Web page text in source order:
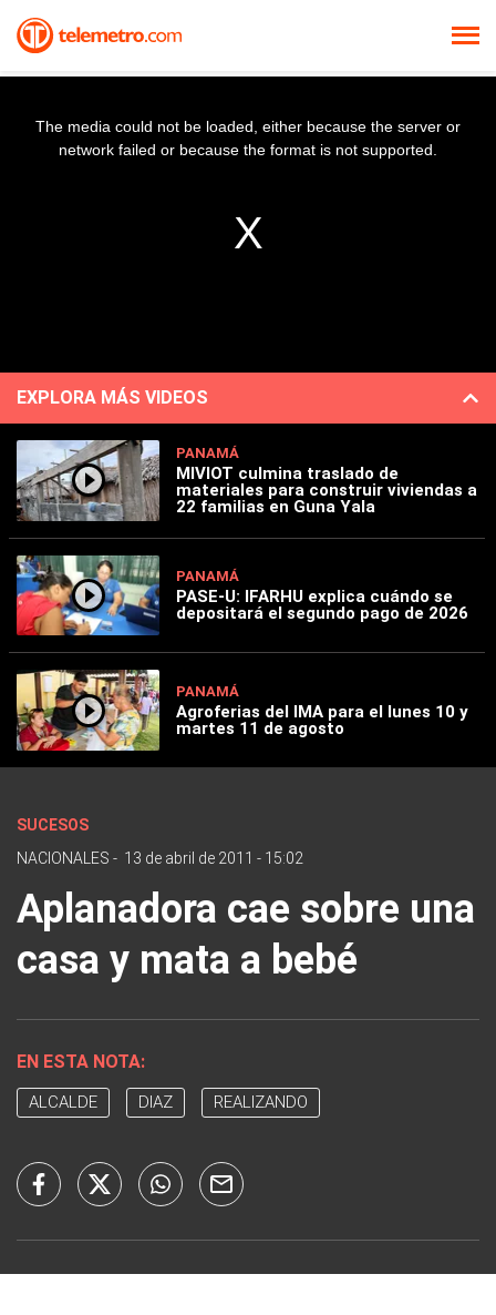
The media could not be loaded, either because the server or
network failed or because the format is not supported.
EXPLORA MÁS VIDEOS
PANAMÁ
MIVIOT culmina traslado de
materiales para construir viviendas a
22 familias en Guna Yala
PANAMÁ
PASE-U: IFARHU explica cuándo se
depositará el segundo pago de 2026
PANAMÁ
Agroferias del IMA para el lunes 10 y
martes 11 de agosto
SUCESOS
NACIONALES - 13 de abril de 2011 - 15:02
Aplanadora cae sobre una
casa y mata a bebé
EN ESTA NOTA:
ALCALDE DIAZ REALIZANDO